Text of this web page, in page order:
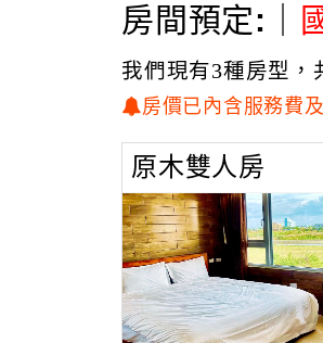
房間預定:｜
我們現有3種房型，
房價已內含服務費
原木雙人房